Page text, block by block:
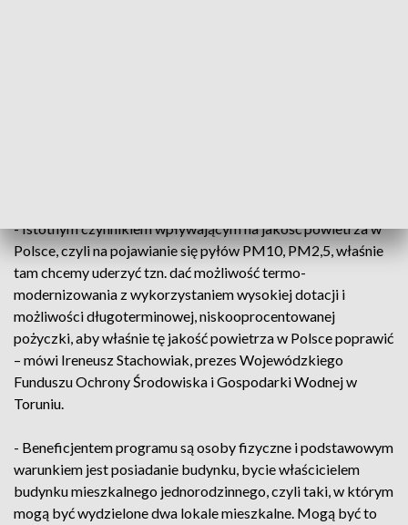
- Istotnym czynnikiem wpływającym na jakość powietrza w
Polsce, czyli na pojawianie się pyłów PM10, PM2,5, właśnie
tam chcemy uderzyć tzn. dać możliwość termo-
modernizowania z wykorzystaniem wysokiej dotacji i
możliwości długoterminowej, niskooprocentowanej
pożyczki, aby właśnie tę jakość powietrza w Polsce poprawić
– mówi Ireneusz Stachowiak, prezes Wojewódzkiego
Funduszu Ochrony Środowiska i Gospodarki Wodnej w
Toruniu.
- Beneficjentem programu są osoby fizyczne i podstawowym
warunkiem jest posiadanie budynku, bycie właścicielem
budynku mieszkalnego jednorodzinnego, czyli taki, w którym
mogą być wydzielone dwa lokale mieszkalne. Mogą być to